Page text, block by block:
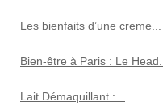
Les bienfaits d’une creme...
Bien-être à Paris : Le Head...
Lait Démaquillant :...